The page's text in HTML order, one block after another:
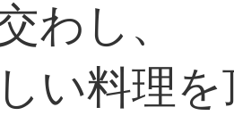
わし、
い料理